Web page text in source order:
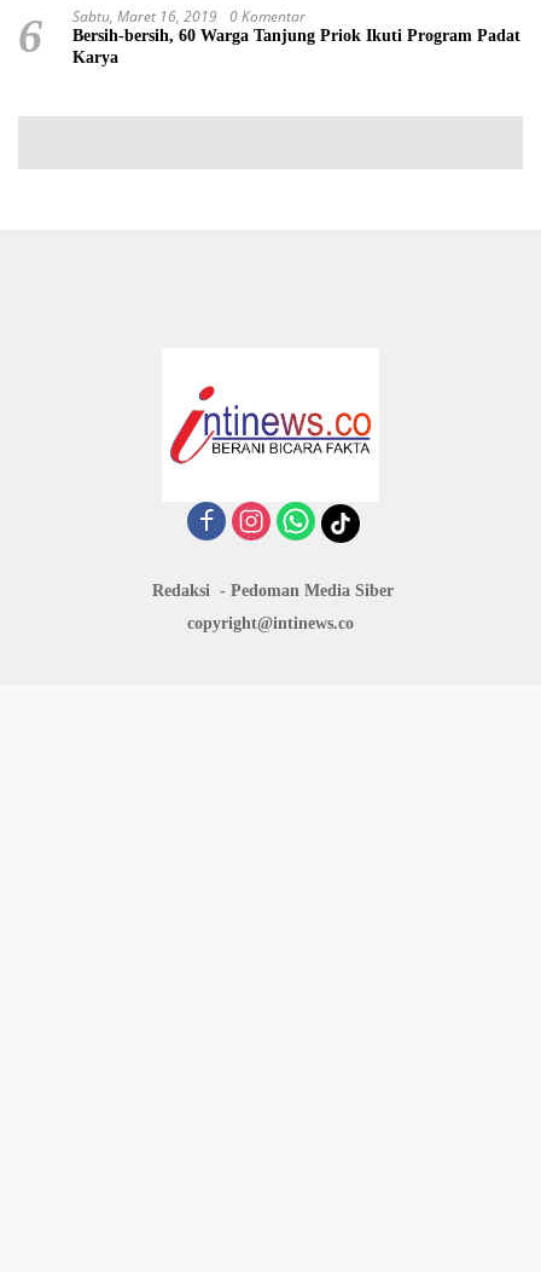
6 Sabtu, Maret 16, 2019 0 Komentar
Bersih-bersih, 60 Warga Tanjung Priok Ikuti Program Padat
Karya
Redaksi
Pedoman Media Siber
copyright@intinews.co